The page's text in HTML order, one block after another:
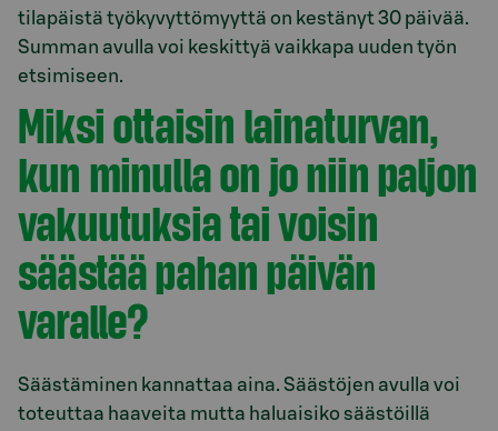
tilapäistä työkyvyttömyyttä on kestänyt 30 päivää.
Summan avulla voi keskittyä vaikkapa uuden työn
etsimiseen.
Miksi ottaisin lainaturvan,
kun minulla on jo niin paljon
vakuutuksia tai voisin
säästää pahan päivän
varalle?
Säästäminen kannattaa aina. Säästöjen avulla voi
toteuttaa haaveita mutta haluaisiko säästöillä